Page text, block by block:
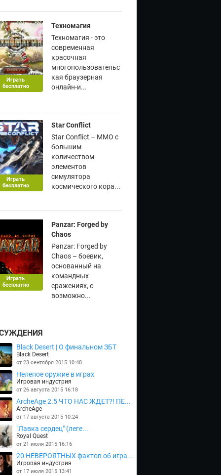
Играть
бесплатно
Техномагия
Техномагия - это
современная
красочная
многопользовательс
кая браузерная
онлайн-и...
Играть
бесплатно
Star Conflict
Star Conflict – ММО с
большим
количеством
элементов
симулятора
космического кора...
Играть
бесплатно
Panzar: Forged by
Chaos
Panzar: Forged by
Chaos – боевик,
основанный на
командных
сражениях, с
возможно...
Black Desert | О финальном ЗБТ
Black Desert
от 23 сентября 2015 10:48
Нелепое оружие в играх
Игровая индустрия
от 26 августа 2015 16:18
ArcheAge 2.5 ЧТО НАС ЖДЕТ?! ПЕ...
ArcheAge
от 17 августа 2015 10:24
"Лавка сердец" (леге...
Royal Quest
от 21 июля 2015 16:16
20 НЕВЕРОЯТНЫХ фактов об игра...
Игровая индустрия
от 17 июля 2015 13:41